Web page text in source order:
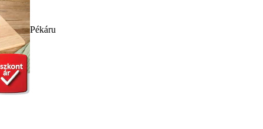
Pékáru